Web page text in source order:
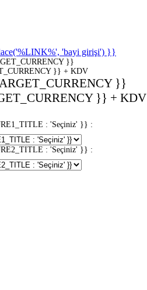
'bayi girişi') }}
}}
}} + KDV
}}
}} + KDV
: 'Seçiniz' }} :
: 'Seçiniz' }} :